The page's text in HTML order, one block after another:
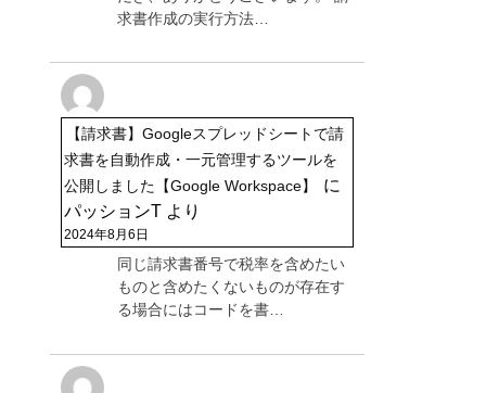
求書作成の実行方法…
【請求書】Googleスプレッドシートで請
求書を自動作成・一元管理するツールを
公開しました【Google Workspace】
に
パッションT より
2024年8月6日
同じ請求書番号で税率を含めたい
ものと含めたくないものが存在す
る場合にはコードを書…